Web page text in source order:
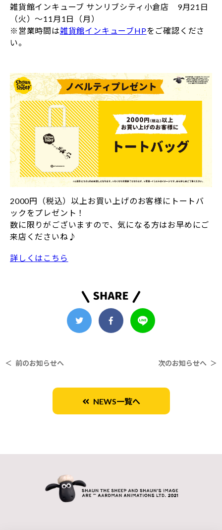
雑貨館インキューブ サンリブシティ小倉店 9月21日
（火）～11月1日（月）
※営業時間は雑貨館インキューブHPをご確認くださ
い。
2000円（税込）以上お買い上げのお客様にトートバ
ックをプレゼント！
数に限りがございますので、気になる方はお早めにご
来店くださいね♪
詳しくはこちら
＜ 前のお知らせへ 次のお知らせへ ＞
NEWS一覧へ